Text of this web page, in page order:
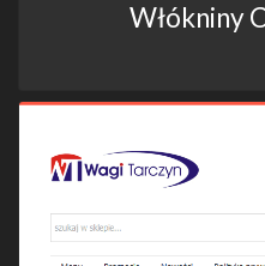
Włókniny